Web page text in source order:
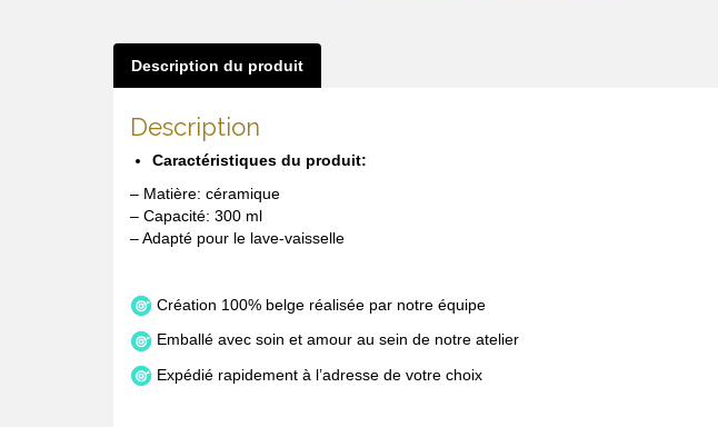
Description du produit
Description
Caractéristiques du produit:
– Matière: céramique
– Capacité: 300 ml
– Adapté pour le lave-vaisselle
Création 100% belge réalisée par notre équipe
Emballé avec soin et amour au sein de notre atelier
Expédié rapidement à l’adresse de votre choix